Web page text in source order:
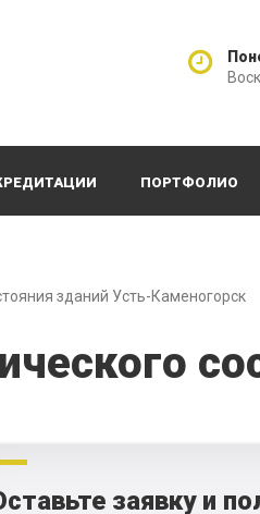
ПОРТФОЛИО
зданий Усть-Каменогорск
заявку и